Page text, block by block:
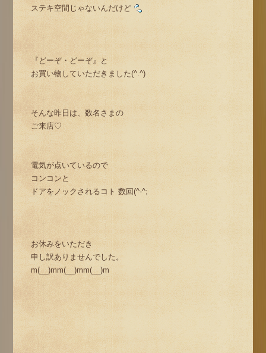
ステキ空間じゃないんだけど
『どーぞ・どーぞ』と
お買い物していただきました(^.^)
そんな昨日は、数名さまの
ご来店♡
電気が点いているので
コンコンと
ドアをノックされるコト 数回(^-^;
お休みをいただき
申し訳ありませんでした。
m(__)mm(__)mm(__)m